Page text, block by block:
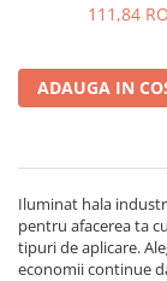
,Dimabila in 3
18 Ore
111,84
ADAUGA IN
Iluminat hala
pentru afacerea ta
tipuri de aplicare.
economii continue